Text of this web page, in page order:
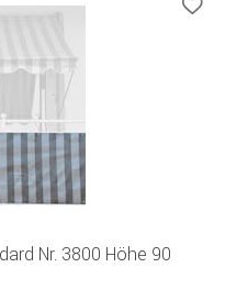
Nr. 3800 Höhe 90